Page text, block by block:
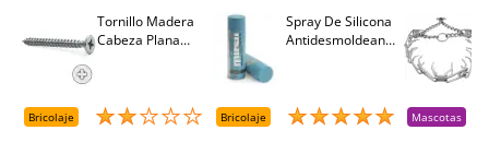
Tornillo Madera
Cabeza Plana
Bricolaje
Spray De Silicona
Antidesmoldeante
Bricolaje Mascotas